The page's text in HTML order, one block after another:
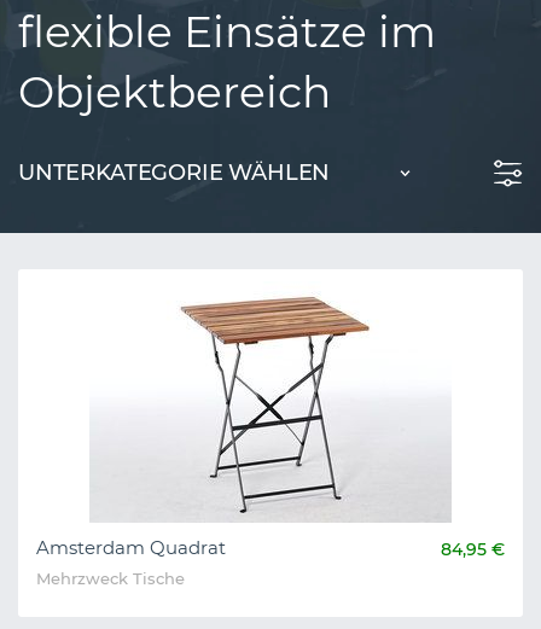
flexible Einsätze im
Objektbereich
UNTERKATEGORIE WÄHLEN
Amsterdam Quadrat 84,95 €
Mehrzweck Tische